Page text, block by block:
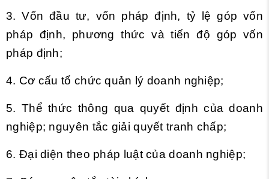
3. Vốn đầu tư, vốn pháp định, tỷ lệ góp vốn
pháp định, phương thức và tiến độ góp vốn
pháp định;
4. Cơ cấu tổ chức quản lý doanh nghiệp;
5. Thể thức thông qua quyết định của doanh
nghiệp; nguyên tắc giải quyết tranh chấp;
6. Đại diện theo pháp luật của doanh nghiệp;